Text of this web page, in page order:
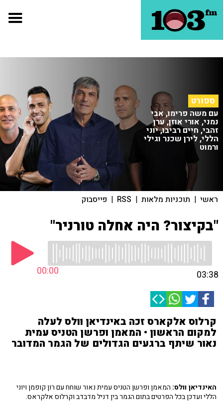
ספורט
עם משה פרימו, אבי
נמני, אורי אוזן, ערן
זהבי, חיים רביבו, יוני
הללי, לירן שכנר וגילי
ורמוט
ראשי | תוכניות מלאות |
RSS
| פייסבוק
"בקיצור? היה אחלה טורניר"
00:00 03:38
קרלוס אלקארס זכה באינדיאן וולס לעלה
למקום הראשון • המאמן ופרשן הטניס עמית
נאור שיתף ברגעים הגדולים של הגמר המדובר
האינדיאן וולס: המאמן ופרשן הטניס עמית נאור שוחח עם רון קופמן ויוני
הללי ועדכן בכל הפרטים בתום הגמר בין דניל מדבדב וקרלוס אלקראס.